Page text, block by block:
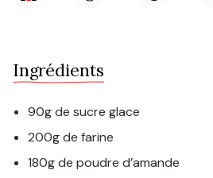
Ingrédients
90g de sucre glace
200g de farine
180g de poudre d’amande